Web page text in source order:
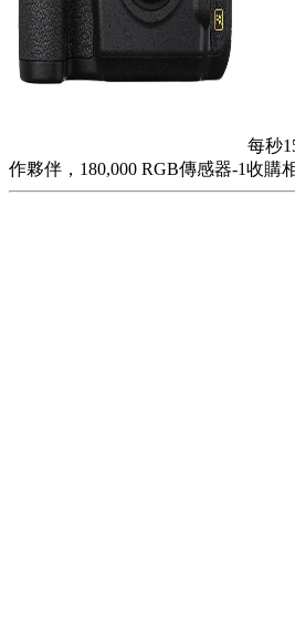
每秒
作夥伴，180,000 RGB傳感器-1收購